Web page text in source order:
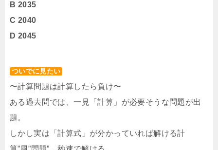
B 2035
C 2040
D 2045
ついでに見たい
〜計算問題は計算したら負け〜
ある過去問では、一見「計算」が必要そうな問題が出
題。
しかし実は「計算式」が分かっていれば解ける計